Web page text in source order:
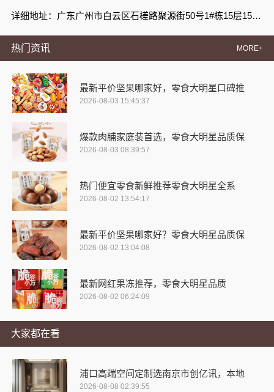
详细地址：广东广州市白云区石槎路聚源街50号1#栋15层1508室
热门资讯 MORE+
最新平价坚果哪家好，零食大明星口碑推
2026-08-03 15:45:37
爆款肉脯家庭装首选，零食大明星品质保
2026-08-03 08:39:57
热门便宜零食新鲜推荐零食大明星全系
2026-08-02 13:54:17
最新平价坚果哪家好？零食大明星品质保
2026-08-02 13:04:08
最新网红果冻推荐，零食大明星品质
2026-08-02 06:24:09
大家都在看
浦口高端空间定制选南京市创亿讯，本地
2026-08-08 02:39:55